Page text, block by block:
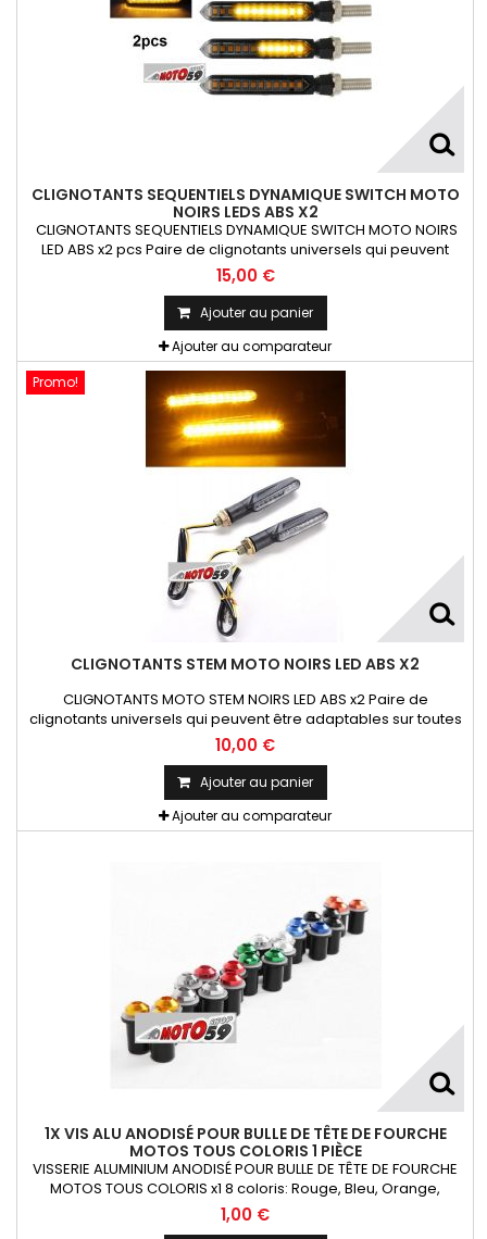
CLIGNOTANTS SEQUENTIELS DYNAMIQUE SWITCH MOTO
NOIRS LEDS ABS X2
CLIGNOTANTS SEQUENTIELS DYNAMIQUE SWITCH MOTO NOIRS
LED ABS x2 pcs Paire de clignotants universels qui peuvent
être adaptables sur toutes motos ou scooters
15,00 €
Ajouter au panier
Ajouter au comparateur
Promo!
CLIGNOTANTS STEM MOTO NOIRS LED ABS X2
CLIGNOTANTS MOTO STEM NOIRS LED ABS x2 Paire de
clignotants universels qui peuvent être adaptables sur toutes
motos ou scooters
10,00 €
Ajouter au panier
Ajouter au comparateur
1X VIS ALU ANODISÉ POUR BULLE DE TÊTE DE FOURCHE
MOTOS TOUS COLORIS 1 PIÈCE
VISSERIE ALUMINIUM ANODISÉ POUR BULLE DE TÊTE DE FOURCHE
MOTOS TOUS COLORIS x1 8 coloris: Rouge, Bleu, Orange,
Argent, Titanium, Or, Noir et VertKit= Vis M5x16 alu + écrou
caoutchouc fileté + rondelle La Pièce !!!
1,00 €